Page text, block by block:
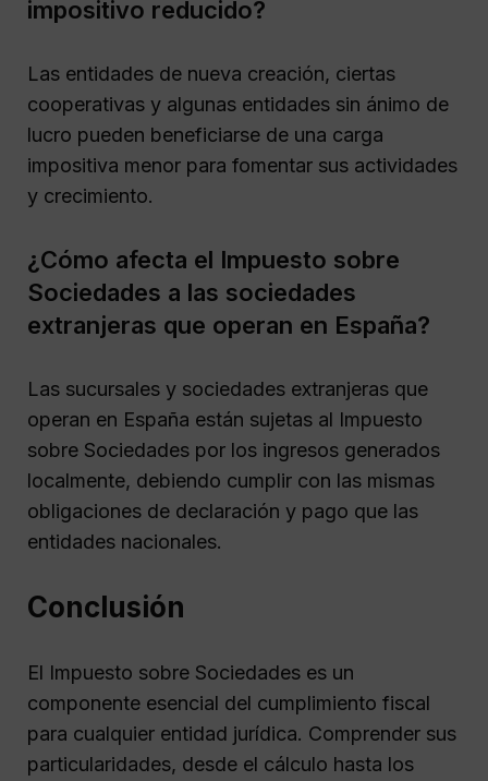
impositivo reducido?
Las entidades de nueva creación, ciertas
cooperativas y algunas entidades sin ánimo de
lucro pueden beneficiarse de una carga
impositiva menor para fomentar sus actividades
y crecimiento.
¿Cómo afecta el Impuesto sobre
Sociedades a las sociedades
extranjeras que operan en España?
Las sucursales y sociedades extranjeras que
operan en España están sujetas al Impuesto
sobre Sociedades por los ingresos generados
localmente, debiendo cumplir con las mismas
obligaciones de declaración y pago que las
entidades nacionales.
Conclusión
El Impuesto sobre Sociedades es un
componente esencial del cumplimiento fiscal
para cualquier entidad jurídica. Comprender sus
particularidades, desde el cálculo hasta los